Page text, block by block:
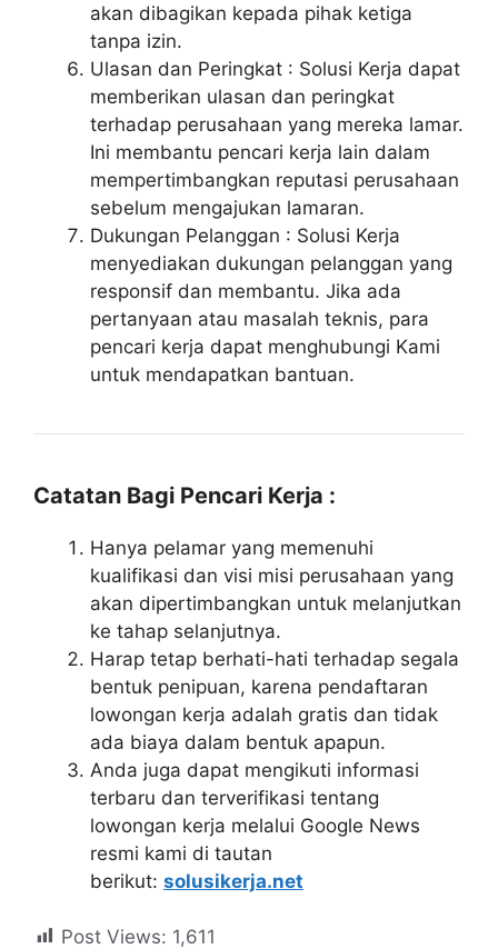
akan dibagikan kepada pihak ketiga
tanpa izin.
Ulasan dan Peringkat : Solusi Kerja dapat
memberikan ulasan dan peringkat
terhadap perusahaan yang mereka lamar.
Ini membantu pencari kerja lain dalam
mempertimbangkan reputasi perusahaan
sebelum mengajukan lamaran.
Dukungan Pelanggan : Solusi Kerja
menyediakan dukungan pelanggan yang
responsif dan membantu. Jika ada
pertanyaan atau masalah teknis, para
pencari kerja dapat menghubungi Kami
untuk mendapatkan bantuan.
Catatan Bagi Pencari Kerja :
Hanya pelamar yang memenuhi
kualifikasi dan visi misi perusahaan yang
akan dipertimbangkan untuk melanjutkan
ke tahap selanjutnya.
Harap tetap berhati-hati terhadap segala
bentuk penipuan, karena pendaftaran
lowongan kerja adalah gratis dan tidak
ada biaya dalam bentuk apapun.
Anda juga dapat mengikuti informasi
terbaru dan terverifikasi tentang
lowongan kerja melalui Google News
resmi kami di tautan
berikut: solusikerja.net
Post Views: 1,611